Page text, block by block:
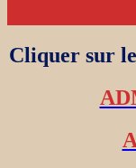
Cliquer sur